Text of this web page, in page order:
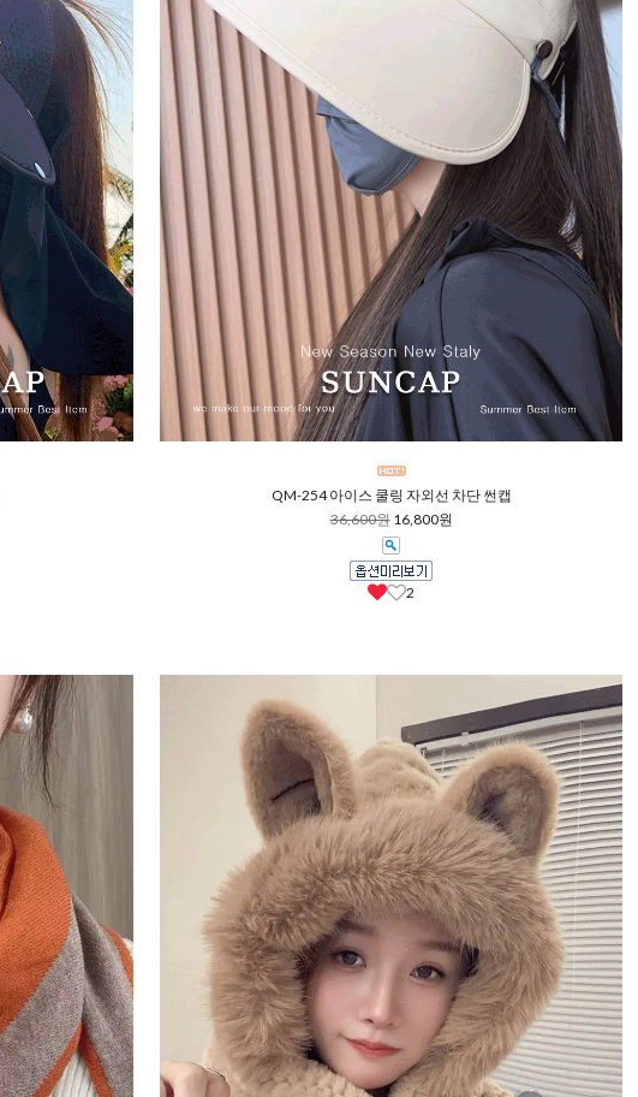
QM-254 아이스 쿨링 자외선 차단 썬캡
36,600원 16,800원
2